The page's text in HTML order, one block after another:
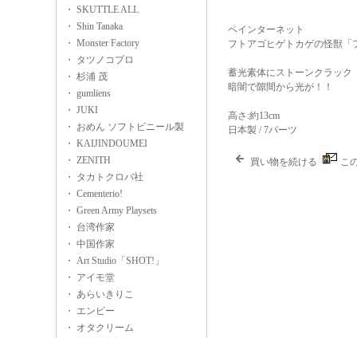
・ SKUTTLE ALL
・ Shin Tanaka
・ Monster Factory
・ タツノコプロ
・ 杉浦 茂
・ gumliens
・ JUKI
・ おめん ソフトビニール製
・ KAIJINDOUMEI
・ ZENITH
・ タカトクロバ社
・ Cementerio!
・ Green Army Playsets
・ 台湾作家
・ 中国作家
・ Art Studio「SHOT!」
・ アイモ堂
・ あらいきりこ
・ エンビー
・ オタクリーム
ペインターネット
フトアゴヒゲトカゲの怪獣「
蓄光素体にストーンクラック
暗闇で隙間から光が！！
高さ:約13cm
日本製 / 7パーツ
買い物を続ける こ